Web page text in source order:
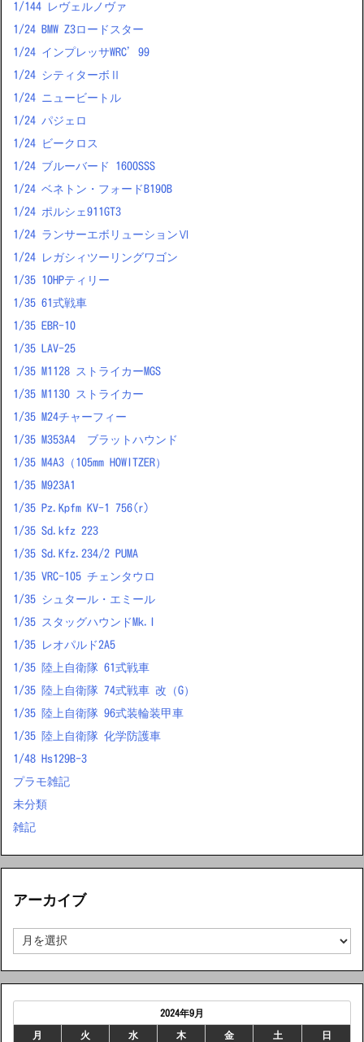
1/144 レヴェルノヴァ
1/24 BMW Z3ロードスター
1/24 インプレッサWRC’99
1/24 シティターボⅡ
1/24 ニュービートル
1/24 パジェロ
1/24 ビークロス
1/24 ブルーバード 1600SSS
1/24 ベネトン・フォードB190B
1/24 ポルシェ911GT3
1/24 ランサーエボリューションⅥ
1/24 レガシィツーリングワゴン
1/35 10HPティリー
1/35 61式戦車
1/35 EBR-10
1/35 LAV-25
1/35 M1128 ストライカーMGS
1/35 M1130 ストライカー
1/35 M24チャーフィー
1/35 M353A4 ブラットハウンド
1/35 M4A3（105mm HOWITZER）
1/35 M923A1
1/35 Pz.Kpfm KV-1 756(r)
1/35 Sd.kfz 223
1/35 Sd.Kfz.234/2 PUMA
1/35 VRC-105 チェンタウロ
1/35 シュタール・エミール
1/35 スタッグハウンドMk.I
1/35 レオパルド2A5
1/35 陸上自衛隊 61式戦車
1/35 陸上自衛隊 74式戦車 改（G）
1/35 陸上自衛隊 96式装輪装甲車
1/35 陸上自衛隊 化学防護車
1/48 Hs129B-3
プラモ雑記
未分類
雑記
アーカイブ
ー
2024年9月
月 火 水 木 金 土 日